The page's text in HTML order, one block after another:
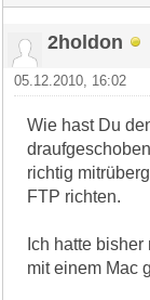
2holdon
05.12.2010, 16:02
Wie hast Du
richtig
FTP richten.
Ich hatte
mit einem Mac